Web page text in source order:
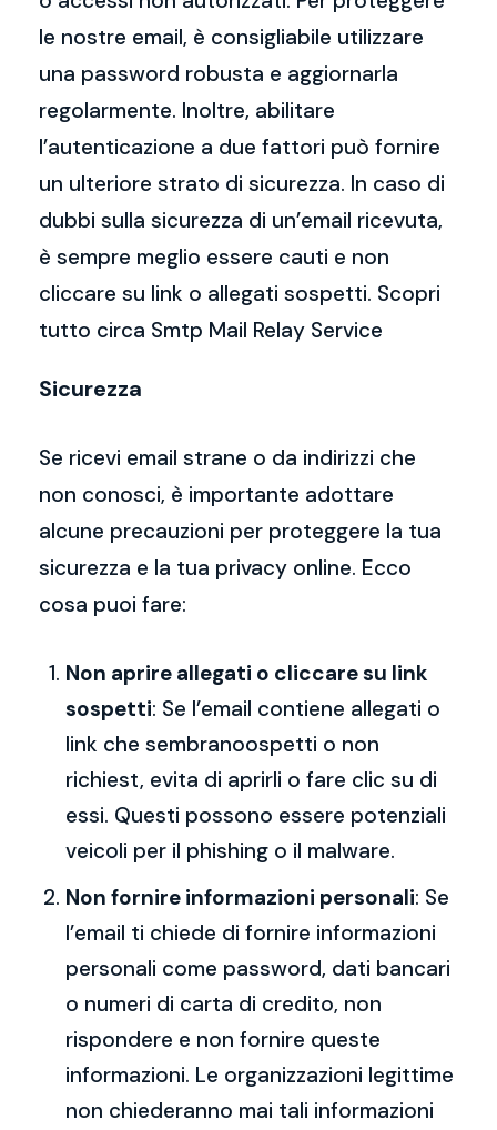
le nostre email, è consigliabile utilizzare
una password robusta e aggiornarla
regolarmente. Inoltre, abilitare
l’autenticazione a due fattori può fornire
un ulteriore strato di sicurezza. In caso di
dubbi sulla sicurezza di un’email ricevuta,
è sempre meglio essere cauti e non
cliccare su link o allegati sospetti. Scopri
tutto circa Smtp Mail Relay Service
Sicurezza
Se ricevi email strane o da indirizzi che
non conosci, è importante adottare
alcune precauzioni per proteggere la tua
sicurezza e la tua privacy online. Ecco
cosa puoi fare:
Non aprire allegati o cliccare su link
sospetti: Se l’email contiene allegati o
link che sembranoospetti o non
richiest, evita di aprirli o fare clic su di
essi. Questi possono essere potenziali
veicoli per il phishing o il malware.
Non fornire informazioni personali: Se
l’email ti chiede di fornire informazioni
personali come password, dati bancari
o numeri di carta di credito, non
rispondere e non fornire queste
informazioni. Le organizzazioni legittime
non chiederanno mai tali informazioni